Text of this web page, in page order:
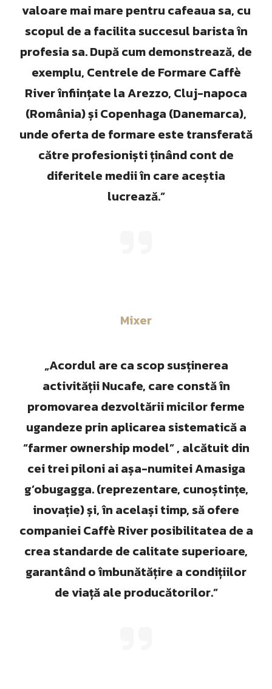
valoare mai mare pentru cafeaua sa, cu
scopul de a facilita succesul barista în
profesia sa. După cum demonstrează, de
exemplu, Centrele de Formare Caffè
River înființate la Arezzo, Cluj-napoca
(România) și Copenhaga (Danemarca),
unde oferta de formare este transferată
către profesioniști ținând cont de
diferitele medii în care aceștia
lucrează.”
Mixer
„Acordul are ca scop susținerea
activității Nucafe, care constă în
promovarea dezvoltării micilor ferme
ugandeze prin aplicarea sistematică a
“farmer ownership model” , alcătuit din
cei trei piloni ai așa-numitei Amasiga
g’obugagga. (reprezentare, cunoștințe,
inovație) și, în același timp, să ofere
companiei Caffè River posibilitatea de a
crea standarde de calitate superioare,
garantând o îmbunătățire a condițiilor
de viață ale producătorilor.”